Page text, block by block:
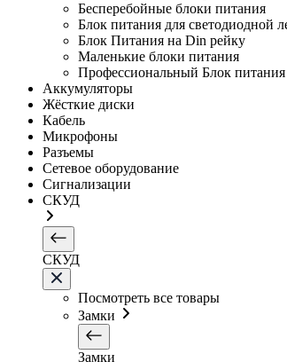
Бесперебойные блоки питания
Блок питания для светодиодной
Блок Питания на Din рейку
Маленькие блоки питания
Профессиональный Блок питания
Аккумуляторы
Жёсткие диски
Кабель
Микрофоны
Разъемы
Сетевое оборудование
Сигнализации
СКУД
СКУД
Посмотреть все товары
Замки
Замки